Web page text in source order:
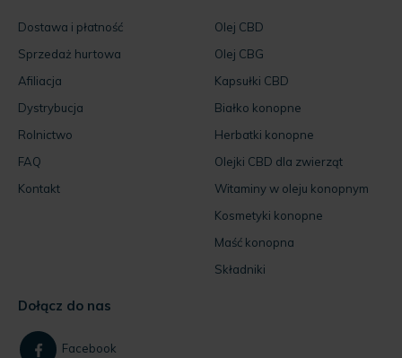
Dostawa i płatność
Sprzedaż hurtowa
Afiliacja
Dystrybucja
Rolnictwo
FAQ
Kontakt
Olej CBD
Olej CBG
Kapsułki CBD
Białko konopne
Herbatki konopne
Olejki CBD dla zwierząt
Witaminy w oleju konopnym
Kosmetyki konopne
Maść konopna
Składniki
Dołącz do nas
Facebook